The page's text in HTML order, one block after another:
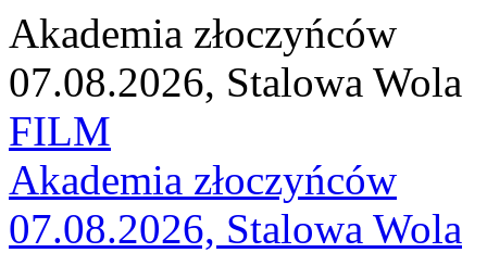
Akademia złoczyńców
07.08.2026, Stalowa Wola
FILM
Akademia złoczyńców
07.08.2026, Stalowa Wola